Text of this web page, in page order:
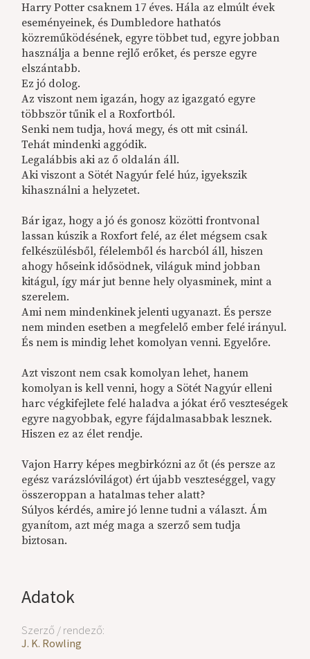
Adatok
Szerző / rendező:
J. K. Rowling
Harry Potter csaknem 17 éves. Hála az elmúlt évek
eseményeinek, és Dumbledore hathatós
közreműködésének, egyre többet tud, egyre jobban
használja a benne rejlő erőket, és persze egyre
elszántabb.
Ez jó dolog.
Az viszont nem igazán, hogy az igazgató egyre
többször tűnik el a Roxfortból.
Senki nem tudja, hová megy, és ott mit csinál.
Tehát mindenki aggódik.
Legalábbis aki az ő oldalán áll.
Aki viszont a Sötét Nagyúr felé húz, igyekszik
kihasználni a helyzetet.
Bár igaz, hogy a jó és gonosz közötti frontvonal
lassan kúszik a Roxfort felé, az élet mégsem csak
felkészülésből, félelemből és harcból áll, hiszen
ahogy hőseink idősödnek, világuk mind jobban
kitágul, így már jut benne hely olyasminek, mint a
szerelem.
Ami nem mindenkinek jelenti ugyanazt. És persze
nem minden esetben a megfelelő ember felé irányul.
És nem is mindig lehet komolyan venni. Egyelőre.
Azt viszont nem csak komolyan lehet, hanem
komolyan is kell venni, hogy a Sötét Nagyúr elleni
harc végkifejlete felé haladva a jókat érő veszteségek
egyre nagyobbak, egyre fájdalmasabbak lesznek.
Hiszen ez az élet rendje.
Vajon Harry képes megbirkózni az őt (és persze az
egész varázslóvilágot) ért újabb veszteséggel, vagy
összeroppan a hatalmas teher alatt?
Súlyos kérdés, amire jó lenne tudni a választ. Ám
gyanítom, azt még maga a szerző sem tudja
biztosan.